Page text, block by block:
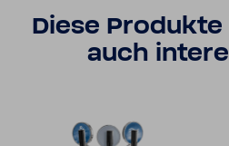
Diese
auch